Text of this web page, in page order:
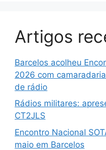
Artigos
Barcelos acolheu
2026 com
de rádio
Rádios militares:
CT2JLS
Encontro Nacional
maio em Barcelos